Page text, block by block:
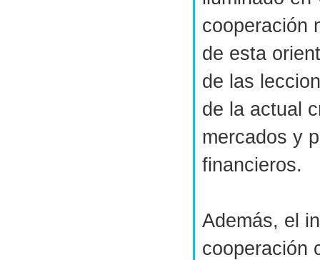
cooperación
de esta
de las
de la actual
mercados y
financieros.
Además, el
cooperación